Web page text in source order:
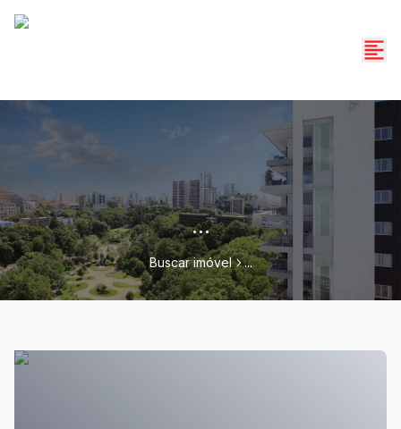
...
Buscar imóvel ...